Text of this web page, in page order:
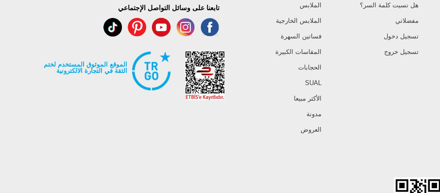
هل نسيت كلمة السر؟
مفضلاتي
تسجيل دخول
تسجيل خروج
الملابس
الملابس الخارجية
فساتين السهرة
المقاسات الكبيرة
الحجابات
SUAL
الأكثر مبيعا
مدونة
العروض
تابعنا على وسائل التواصل الإجتماعي
الموقع الموثوق المستخدم لختم
الثقة في التجارة الالكترونية